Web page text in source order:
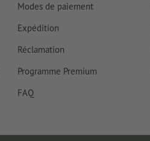
Modes de paiement
Expédition
Réclamation
Programme Premium
FAQ